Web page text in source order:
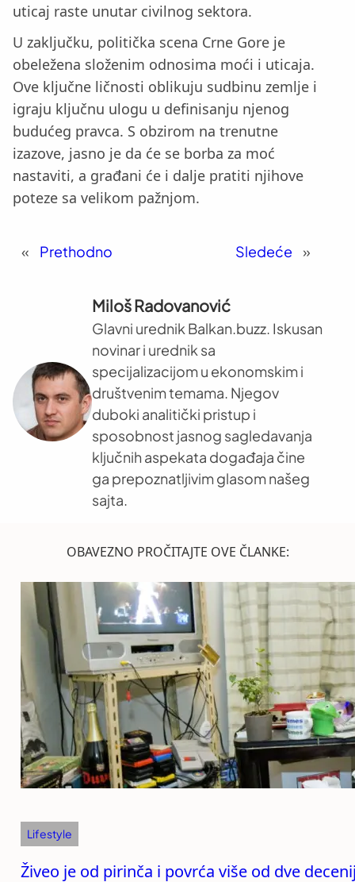
uticaj raste unutar civilnog sektora.
U zaključku, politička scena Crne Gore je
obeležena složenim odnosima moći i uticaja.
Ove ključne ličnosti oblikuju sudbinu zemlje i
igraju ključnu ulogu u definisanju njenog
budućeg pravca. S obzirom na trenutne
izazove, jasno je da će se borba za moć
nastaviti, a građani će i dalje pratiti njihove
poteze sa velikom pažnjom.
« Prethodno Sledeće »
Miloš Radovanović
Glavni urednik Balkan.buzz. Iskusan
novinar i urednik sa
specijalizacijom u ekonomskim i
društvenim temama. Njegov
duboki analitički pristup i
sposobnost jasnog sagledavanja
ključnih aspekata događaja čine
ga prepoznatljivim glasom našeg
sajta.
OBAVEZNO PROČITAJTE OVE ČLANKE:
Lifestyle
Živeo je od pirinča i povrća više od dve